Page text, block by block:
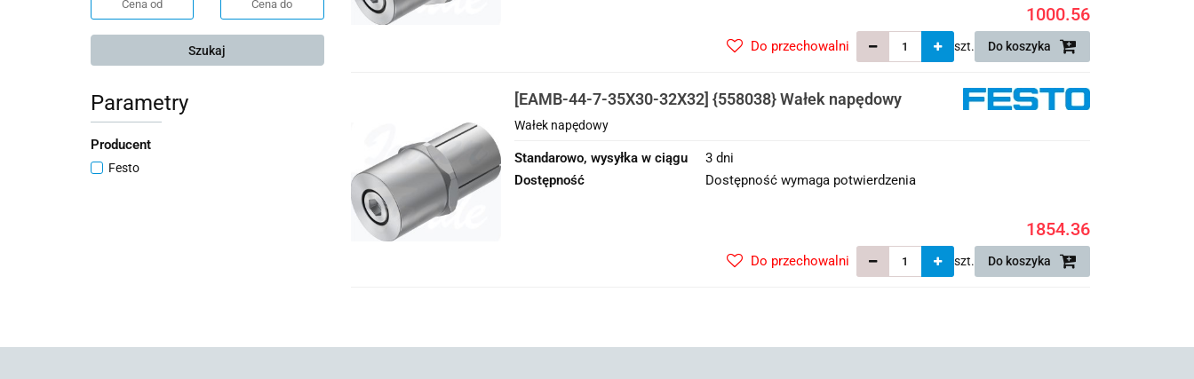
Szukaj
Parametry
Producent
Festo
1000.56
szt. Do koszyka
Do przechowalni
[EAMB-44-7-35X30-32X32] {558038} Wałek napędowy
Wałek napędowy
Standarowo, wysyłka w ciągu
3 dni
Dostępność
Dostępność wymaga potwierdzenia
1854.36
szt. Do koszyka
Do przechowalni